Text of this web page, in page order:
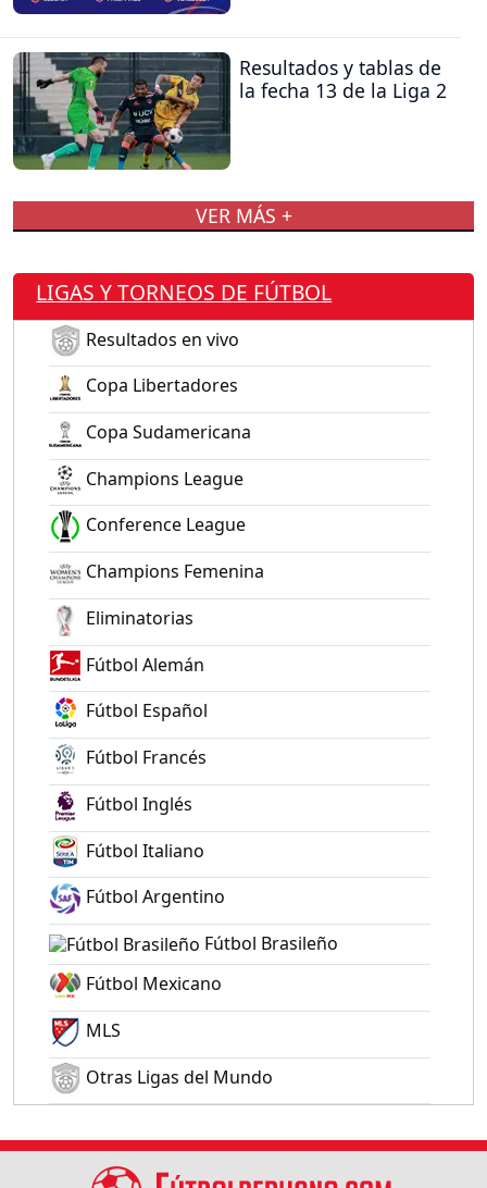
Resultados y tablas de
la fecha 13 de la Liga 2
VER MÁS +
LIGAS Y TORNEOS DE FÚTBOL
Resultados en vivo
Copa Libertadores
Copa Sudamericana
Champions League
Conference League
Champions Femenina
Eliminatorias
Fútbol Alemán
Fútbol Español
Fútbol Francés
Fútbol Inglés
Fútbol Italiano
Fútbol Argentino
Fútbol Brasileño
Fútbol Mexicano
MLS
Otras Ligas del Mundo